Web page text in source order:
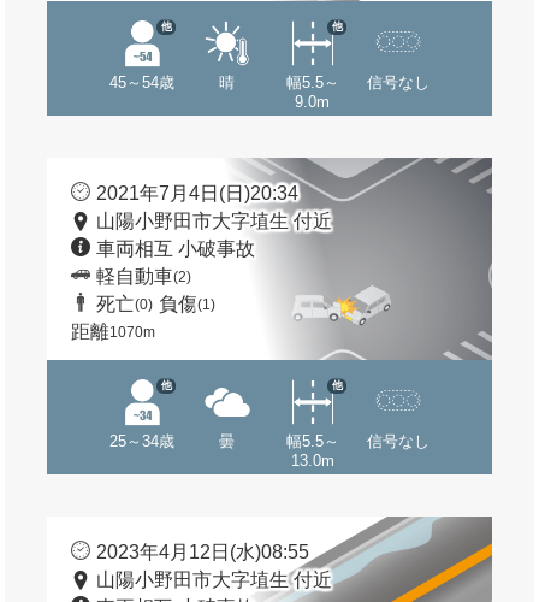
45～54歳
他
晴
幅5.5～
9.0m
他
信号なし
2021年7月4日(日)20:34
山陽小野田市大字埴生 付近
車両相互 小破事故
軽自動車(2)
死亡(0) 負傷(1)
距離1070m
25～34歳
他
曇
幅5.5～
13.0m
他
信号なし
2023年4月12日(水)08:55
山陽小野田市大字埴生 付近